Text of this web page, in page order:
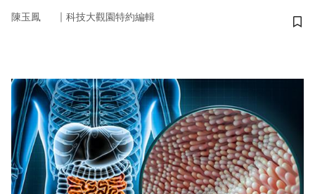
陳玉鳳 ｜ 科技大觀園特約編輯
儲